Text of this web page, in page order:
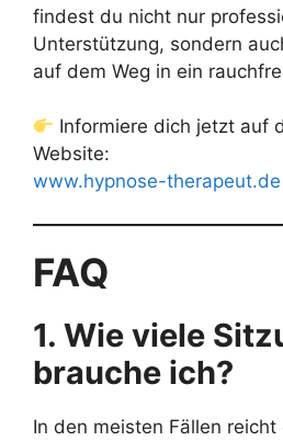
findest du nicht nur
Unterstützung, sondern
auf dem Weg in ein
Informiere dich jetzt auf
Website:
www.hypnose-therapeut.de
FAQ
1. Wie viele
brauche ich?
In den meisten Fällen reicht